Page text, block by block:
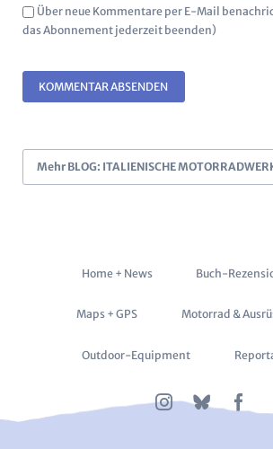
Über neue Kommentare per E-Mail
das Abonnement jederzeit beenden)
KOMMENTAR ABSENDEN
Mehr BLOG: ITALIENISCHE
Navigation
Home + News Buch-
Maps + GPS Motorrad &
Outdoor-Equipment